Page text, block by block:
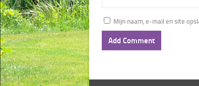
Mijn naam, e-mail en site